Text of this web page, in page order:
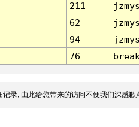
211
62
94
76
录, 由此给您带来的访问不便我们深感歉